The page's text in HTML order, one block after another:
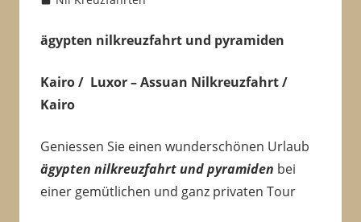
ägypten nilkreuzfahrt und pyramiden
Kairo / Luxor – Assuan Nilkreuzfahrt /
Kairo
Geniessen Sie einen wunderschönen Urlaub
ägypten nilkreuzfahrt und pyramiden bei
einer gemütlichen und ganz privaten Tour